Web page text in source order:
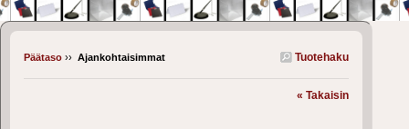
Tuotehaku
Päätaso ›› Ajankohtaisimmat
« Takaisin